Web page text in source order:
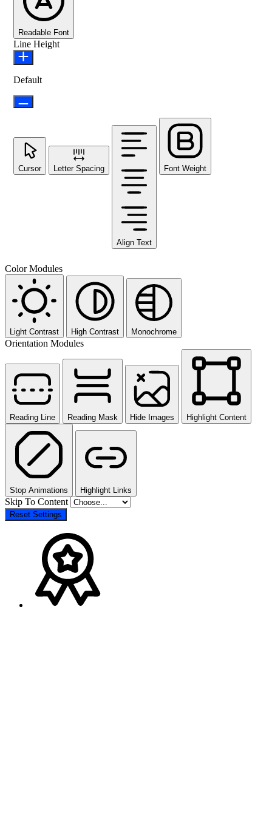
Readable Font
Line Height
Default
Cursor Letter Spacing
Align Text
Font Weight
Color Modules
Light Contrast High Contrast Monochrome
Orientation Modules
Reading Line Reading Mask Hide Images Highlight Content
Stop Animations Highlight Links
Skip To Content
Reset Settings